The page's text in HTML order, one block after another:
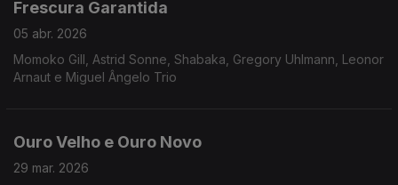
Frescura Garantida
05 abr. 2026
Momoko Gill, Astrid Sonne, Shabaka, Gregory Uhlmann, Leonor
Arnaut e Miguel Ângelo Trio
Ouro Velho e Ouro Novo
29 mar. 2026